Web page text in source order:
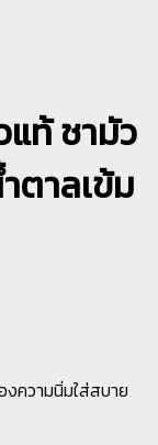
แท้ ชามัว
ตาลเข้ม
งความนิ่มใส่สบาย